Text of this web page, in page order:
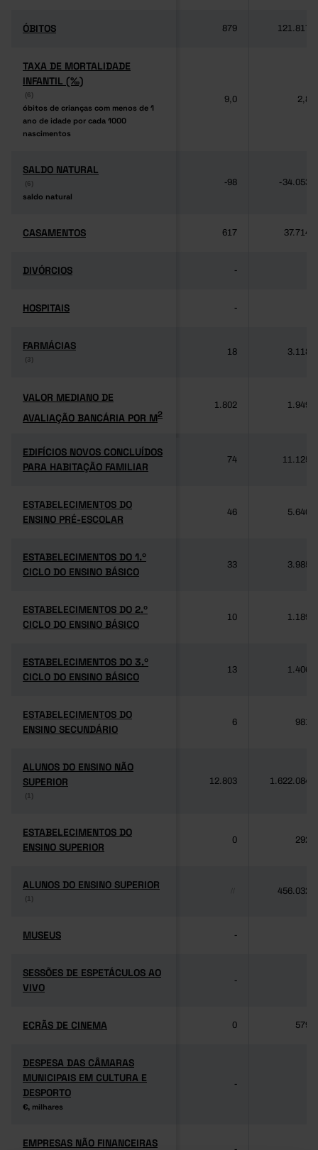
ÓBITOS
ÓBITOS 879 121.817
TAXA DE MORTALIDADE
INFANTIL (‰)
(6)
óbitos de crianças com menos de 1
ano de idade por cada 1000
nascimentos
TAXA DE MORTALIDADE
INFANTIL (‰)
(6)
óbitos de crianças com menos de 1
ano de idade por cada 1000
nascimentos
9,0 2,8
SALDO NATURAL
(6)
saldo natural
SALDO NATURAL
(6)
saldo natural
-98 -34.053
CASAMENTOS
CASAMENTOS 617 37.714
DIVÓRCIOS
DIVÓRCIOS -
HOSPITAIS
HOSPITAIS -
FARMÁCIAS
(3)
FARMÁCIAS
(3)
18 3.118
VALOR MEDIANO DE
AVALIAÇÃO BANCÁRIA POR M2
VALOR MEDIANO DE
AVALIAÇÃO BANCÁRIA POR M2
1.802 1.949
EDIFÍCIOS NOVOS CONCLUÍDOS
PARA HABITAÇÃO FAMILIAR
EDIFÍCIOS NOVOS CONCLUÍDOS
PARA HABITAÇÃO FAMILIAR
74 11.125
ESTABELECIMENTOS DO
ENSINO PRÉ-ESCOLAR
ESTABELECIMENTOS DO
ENSINO PRÉ-ESCOLAR
46 5.640
ESTABELECIMENTOS DO 1.º
CICLO DO ENSINO BÁSICO
ESTABELECIMENTOS DO 1.º
CICLO DO ENSINO BÁSICO
33 3.985
ESTABELECIMENTOS DO 2.º
CICLO DO ENSINO BÁSICO
ESTABELECIMENTOS DO 2.º
CICLO DO ENSINO BÁSICO
10 1.189
ESTABELECIMENTOS DO 3.º
CICLO DO ENSINO BÁSICO
ESTABELECIMENTOS DO 3.º
CICLO DO ENSINO BÁSICO
13 1.406
ESTABELECIMENTOS DO
ENSINO SECUNDÁRIO
ESTABELECIMENTOS DO
ENSINO SECUNDÁRIO
6 981
ALUNOS DO ENSINO NÃO
SUPERIOR
(1)
ALUNOS DO ENSINO NÃO
SUPERIOR
(1)
12.803 1.622.084
ESTABELECIMENTOS DO
ENSINO SUPERIOR
ESTABELECIMENTOS DO
ENSINO SUPERIOR
0 292
ALUNOS DO ENSINO SUPERIOR
(1)
ALUNOS DO ENSINO SUPERIOR
(1)
456.032
MUSEUS
MUSEUS -
SESSÕES DE ESPETÁCULOS AO
VIVO
SESSÕES DE ESPETÁCULOS AO
VIVO
-
ECRÃS DE CINEMA
ECRÃS DE CINEMA 0 579
DESPESA DAS CÂMARAS
MUNICIPAIS EM CULTURA E
DESPORTO
€, milhares
DESPESA DAS CÂMARAS
MUNICIPAIS EM CULTURA E
DESPORTO
€, milhares
-
EMPRESAS NÃO FINANCEIRAS
EMPRESAS NÃO FINANCEIRAS